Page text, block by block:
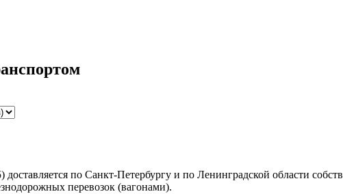
по Санкт-Петербургу и по Ленинградской области
перевозок (вагонами).